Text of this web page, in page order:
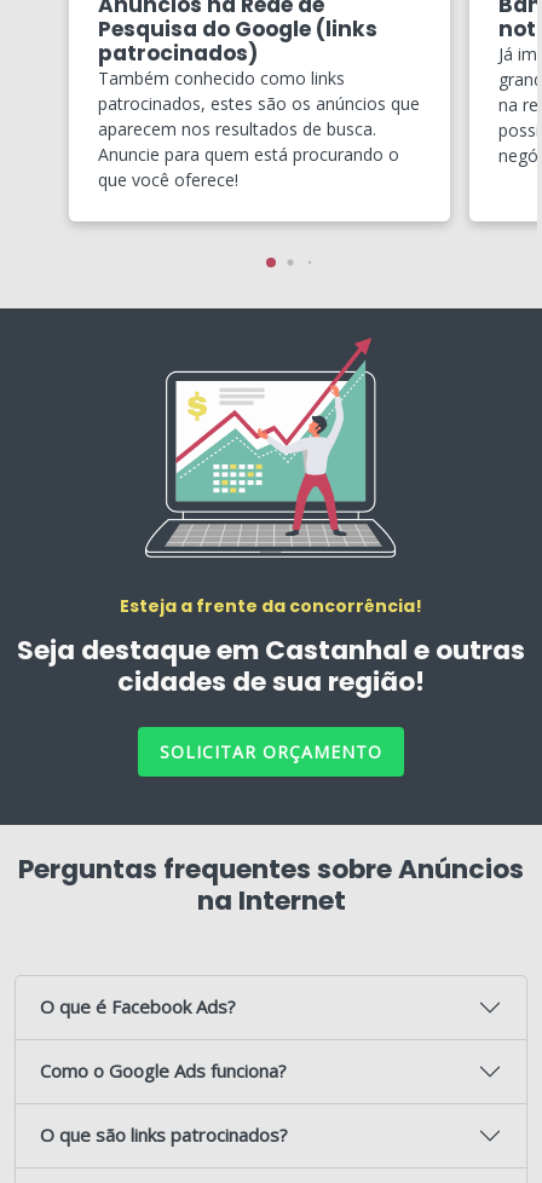
Pesquisa do Google (links
patrocinados)
Também conhecido como links
patrocinados, estes são os anúncios que
aparecem nos resultados de busca.
Anuncie para quem está procurando o
que você oferece!
Já
na
Esteja a frente da concorrência!
Seja destaque em Castanhal e outras
cidades de sua região!
SOLICITAR ORÇAMENTO
Perguntas frequentes sobre Anúncios
na Internet
O que é Facebook Ads?
Como o Google Ads funciona?
O que são links patrocinados?